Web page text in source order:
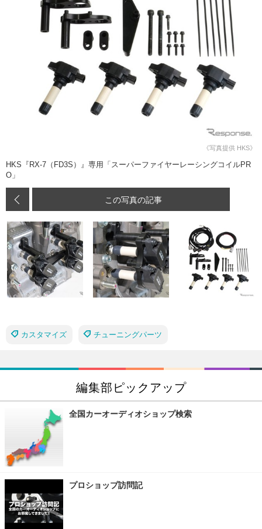
《写真提供 HKS》
HKS『RX-7（FD3S）』専用「スーパーファイヤーレーシングコイルPR
O」
この写真の記事
カスタマイズ チューニングパーツ
編集部ピックアップ
全国カーオーディオショップ検索
プロショップ訪問記